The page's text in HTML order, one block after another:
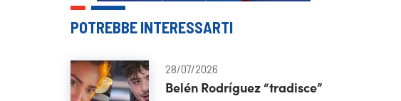
POTREBBE INTERESSARTI
28/07/2026
Belén Rodríguez “tradisce”